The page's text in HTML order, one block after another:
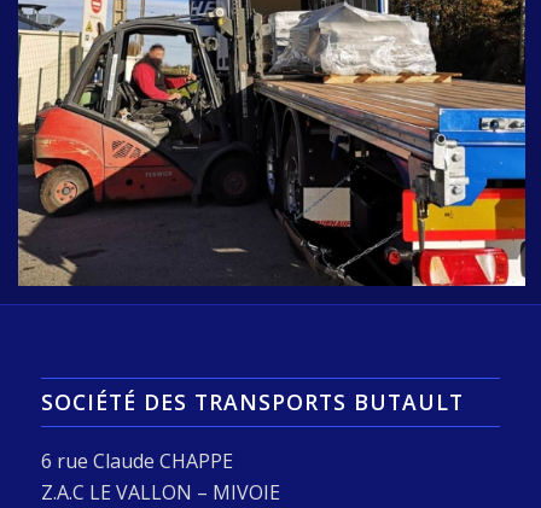
SOCIÉTÉ DES TRANSPORTS BUTAULT
6 rue Claude CHAPPE
Z.A.C LE VALLON – MIVOIE